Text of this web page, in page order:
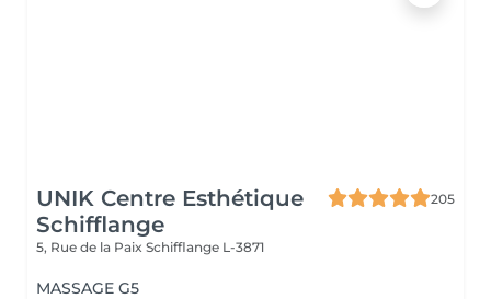
UNIK Centre Esthétique
Schifflange
205
5, Rue de la Paix Schifflange L-3871
MASSAGE G5